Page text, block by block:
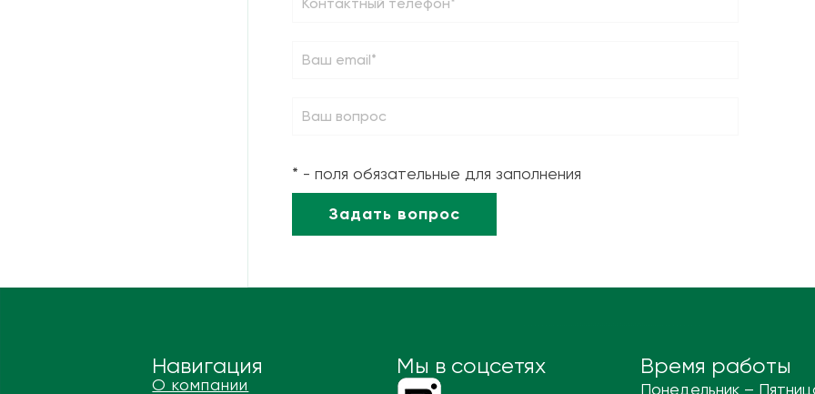
* - поля обязательные для заполнения
Навигация
О компании
Мы в соцсетях Время работы
Понедельник –